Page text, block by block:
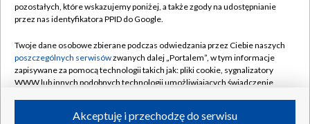
Naziemna Telewizja Cyfrowa
Rada Programowa
System NOS
Informacje o nadawcy
Pomoc
Kontakt
Kanały
pozostałych, które wskazujemy poniżej, a także zgody na udostępnianie
przez nas identyfikatora PPID do Google.
Twoje dane osobowe zbierane podczas odwiedzania przez Ciebie naszych
poszczególnych serwisówzwanych dalej „Portalem”, w tym informacje
zapisywane za pomocą technologii takich jak: pliki cookie, sygnalizatory
WWW lub innych podobnych technologii umożliwiających świadczenie
ruchu w Internecie.Akceptuję i przechodzę do serwisu